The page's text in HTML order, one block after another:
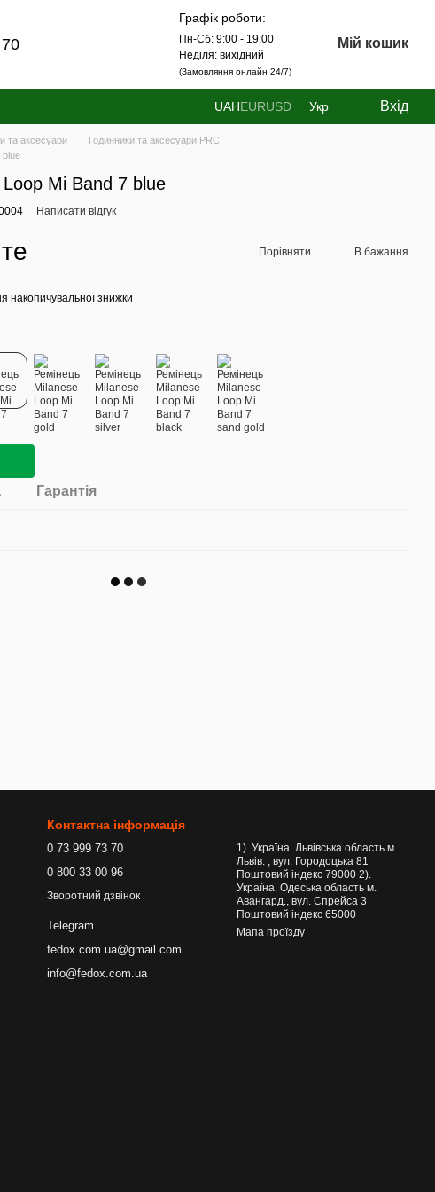
Графік роботи:
Пн-Сб: 9:00 - 19:00
Неділя: вихідний
(Замовляння онлайн 24/7)
Мій кошик
UAHEURUSD Укр Вхід
та аксесуари
Годинники та аксесуари PRC
blue
Mi Band 7 blue
Написати відгук
Порівняти В бажання
накопичувальної знижки
Гарантія
Контактна інформація
0 73 999 73 70
0 800 33 00 96
Зворотний дзвінок
Telegram
fedox.com.ua@gmail.com
info@fedox.com.ua
1). Україна. Львівська область м.
Львів. , вул. Городоцька 81
Поштовий індекс 79000 2).
Україна. Одеська область м.
Авангард., вул. Спрейса 3
Поштовий індекс 65000
Мапа проїзду